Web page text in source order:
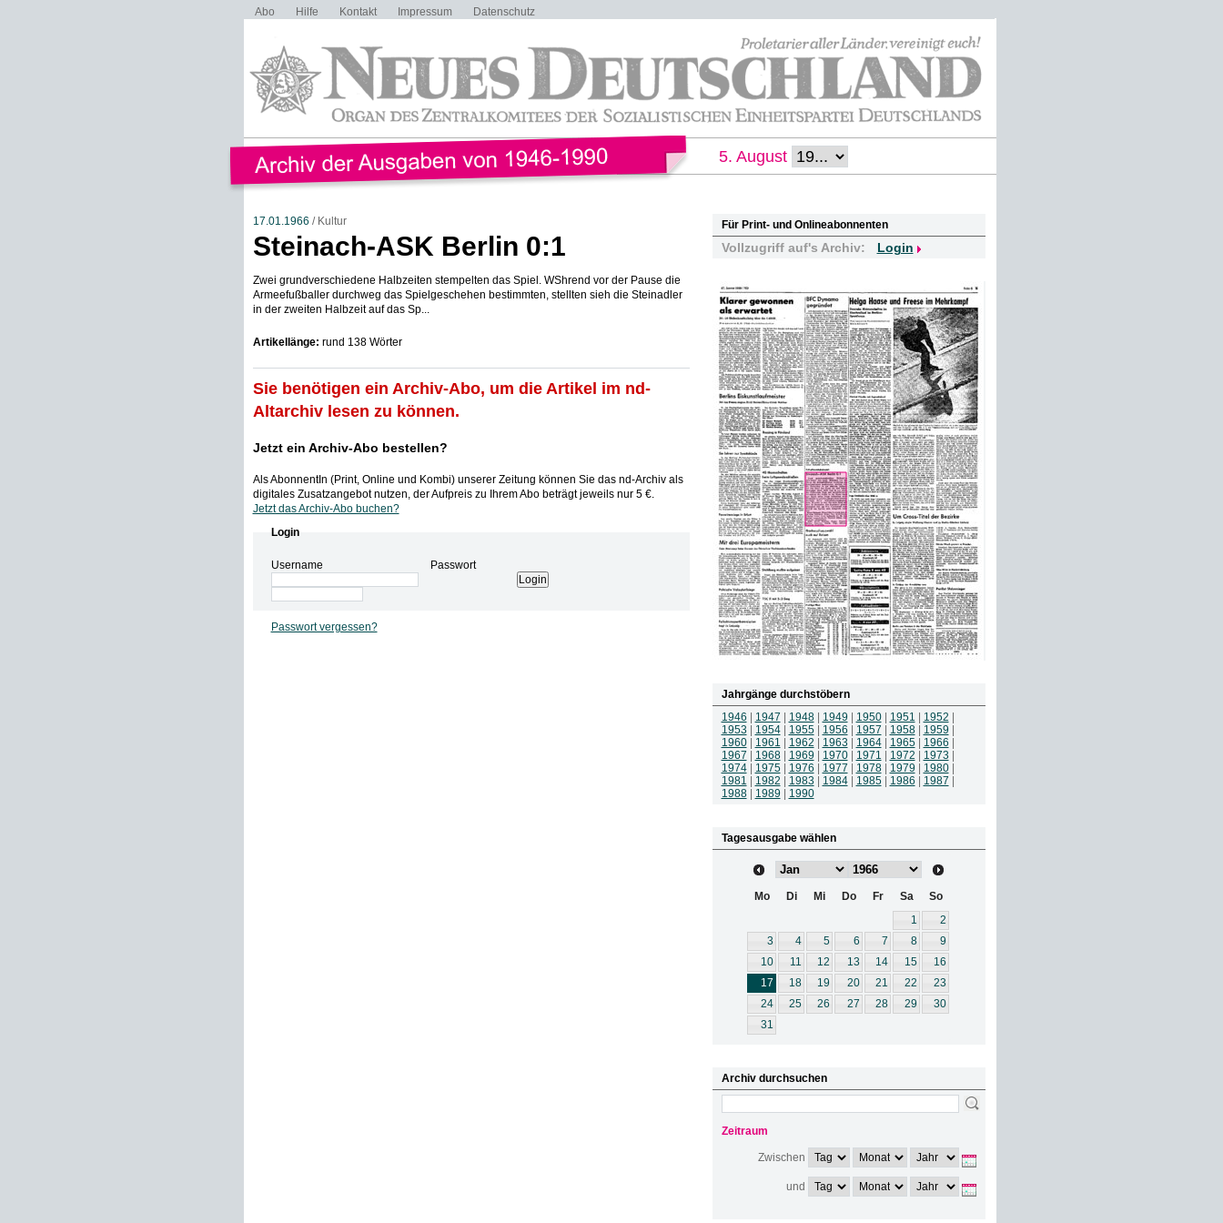
Abo Hilfe Kontakt Impressum Datenschutz
5. August
17.01.1966 / Kultur
Steinach-ASK Berlin 0:1
Zwei grundverschiedene Halbzeiten stempelten das Spiel. WShrend vor der Pause die
Armeefußballer durchweg das Spielgeschehen bestimmten, stellten sieh die Steinadler
in der zweiten Halbzeit auf das Sp...
Artikellänge: rund 138 Wörter
Sie benötigen ein Archiv-Abo, um die Artikel im nd-
Altarchiv lesen zu können.
Jetzt ein Archiv-Abo bestellen?
Als AbonnentIn (Print, Online und Kombi) unserer Zeitung können Sie das nd-Archiv als
digitales Zusatzangebot nutzen, der Aufpreis zu Ihrem Abo beträgt jeweils nur 5 €.
Jetzt das Archiv-Abo buchen?
Login
Username Passwort
Passwort vergessen?
Für Print- und Onlineabonnenten
Vollzugriff auf's Archiv: Login
Jahrgänge durchstöbern
1946
1947 1948| 1949 1950| 1951 1952
1953
1954| 1955| 1956 1957 1958| 1959
1960| 1961 1962 1963 1964| 1965| 1966
1967
1968| 1969 1970| 1971 1972 1973
1974| 1975| 1976 1977 1978| 1979 1980|
1981
1982 1983 1984| 1985| 1986 1987
1988| 1989 1990
Tagesausgabe wählen
Mo Di Mi Do Fr Sa
So
1
2
3
4 5 6 7 8
9
10
11 12 13 14 15
16
17
18 19 20 21 22
23
24
25 26 27 28 29
30
31
Archiv durchsuchen
Zeitraum
Zwischen
und